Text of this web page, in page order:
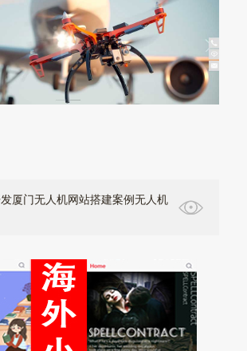
厦门无人机网站搭建案例无人机